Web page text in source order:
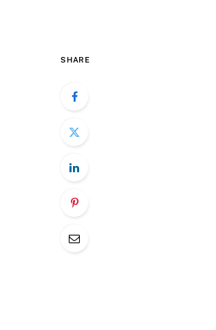
SHARE